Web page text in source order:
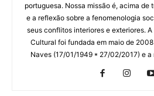
portuguesa. Nossa missão é, acima de
e a reflexão sobre a fenomenologia
seus conflitos interiores e exteriores.
Cultural foi fundada em maio de
Naves (17/01/1949 * 27/02/2017) e